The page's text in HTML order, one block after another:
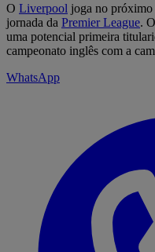
O Liverpool joga no próximo
jornada da Premier League.
uma potencial primeira
campeonato inglês com a
WhatsApp